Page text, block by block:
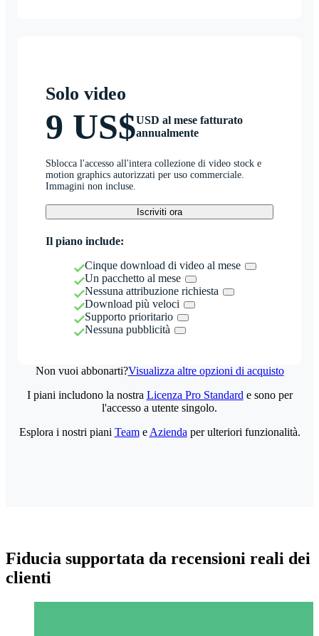
Solo video
9 US$USD al mese fatturato
annualmente
Sblocca l'accesso all'intera collezione di video stock e
motion graphics autorizzati per uso commerciale.
Immagini non incluse.
Iscriviti ora
Il piano include:
Cinque download di video al mese
Un pacchetto al mese
Nessuna attribuzione richiesta
Download più veloci
Supporto prioritario
Nessuna pubblicità
Non vuoi abbonarti?Visualizza altre opzioni di acquisto
I piani includono la nostra Licenza Pro Standard e sono per
l'accesso a utente singolo.
Esplora i nostri piani Teame Azienda per ulteriori funzionalità.
Fiducia supportata da recensioni reali dei
clienti